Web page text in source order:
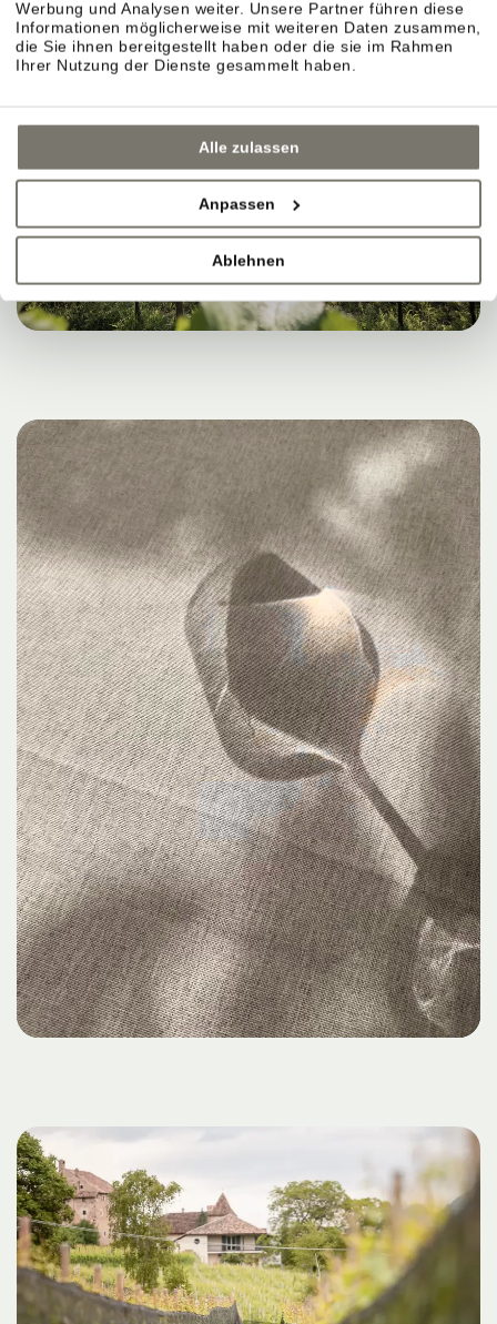
Werbung und Analysen weiter. Unsere Partner führen diese
Informationen möglicherweise mit weiteren Daten zusammen,
die Sie ihnen bereitgestellt haben oder die sie im Rahmen
Ihrer Nutzung der Dienste gesammelt haben.
Alle zulassen
Anpassen
Ablehnen